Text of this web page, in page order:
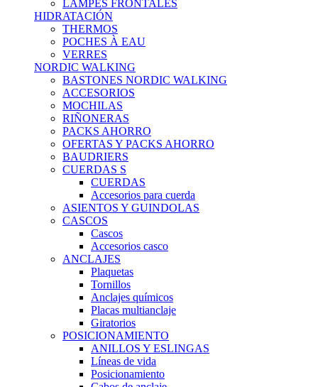
LAMPES FRONTALES
HIDRATACIÓN
THERMOS
POCHES À EAU
VERRES
NORDIC WALKING
BASTONES NORDIC WALKING
ACCESORIOS
MOCHILAS
RIÑONERAS
PACKS AHORRO
OFERTAS Y PACKS AHORRO
BAUDRIERS
CUERDAS S
CUERDAS
Accesorios para cuerda
ASIENTOS Y GUINDOLAS
CASCOS
Cascos
Accesorios casco
ANCLAJES
Plaquetas
Tornillos
Anclajes químicos
Placas multianclaje
Giratorios
POSICIONAMIENTO
ANILLOS Y ESLINGAS
Líneas de vida
Posicionamiento